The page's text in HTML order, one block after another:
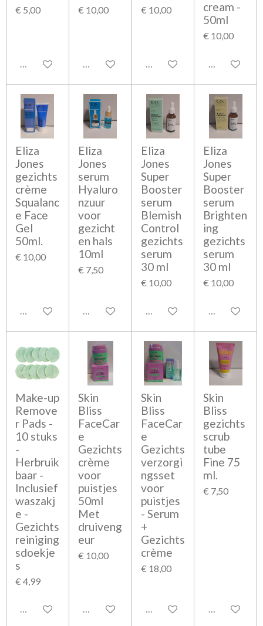
€ 5,00
Bekijk details
€ 10,00
Bekijk details
€ 10,00
Bekijk details
cream -
50ml
€ 10,00
Bekijk details
Eliza
Jones
gezichts
crème
Squalanc
e Face
Gel
50ml.
€ 10,00
Bekijk details
Eliza
Jones
serum
Hyaluro
nzuur
voor
gezicht
en hals
10ml
€ 7,50
Bekijk details
Eliza
Jones
Super
Booster
serum
Blemish
Control
gezichts
serum
30 ml
€ 10,00
Bekijk details
Eliza
Jones
Super
Booster
serum
Brighten
ing
gezichts
serum
30 ml
€ 10,00
Bekijk details
Make-up
Remove
r Pads -
10 stuks
-
Herbruik
baar -
Inclusief
waszakj
e -
Gezichts
reiniging
sdoekje
s
€ 4,99
Bekijk details
Skin
Bliss
FaceCar
e
Gezichts
crème
voor
puistjes
50ml
Met
druiveng
eur
€ 10,00
Bekijk details
Skin
Bliss
FaceCar
e
Gezichts
verzorgi
ngsset
voor
puistjes
- Serum
+
Gezichts
crème
€ 18,00
Bekijk details
Skin
Bliss
gezichts
scrub
tube
Fine 75
ml.
€ 7,50
Bekijk details